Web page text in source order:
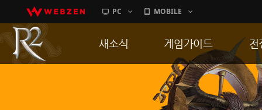
PC MOBILE
새소식 게임가이드
게임 특징
서버가이드
전
통
공